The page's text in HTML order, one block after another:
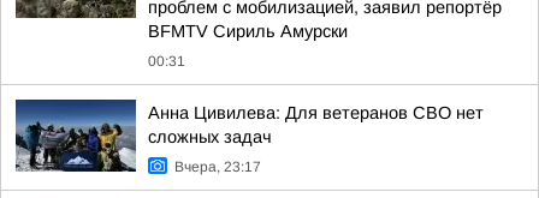
проблем с мобилизацией, заявил репортёр
BFMTV Сириль Амурски
00:31
Анна Цивилева: Для ветеранов СВО нет
сложных задач
Вчера, 23:17